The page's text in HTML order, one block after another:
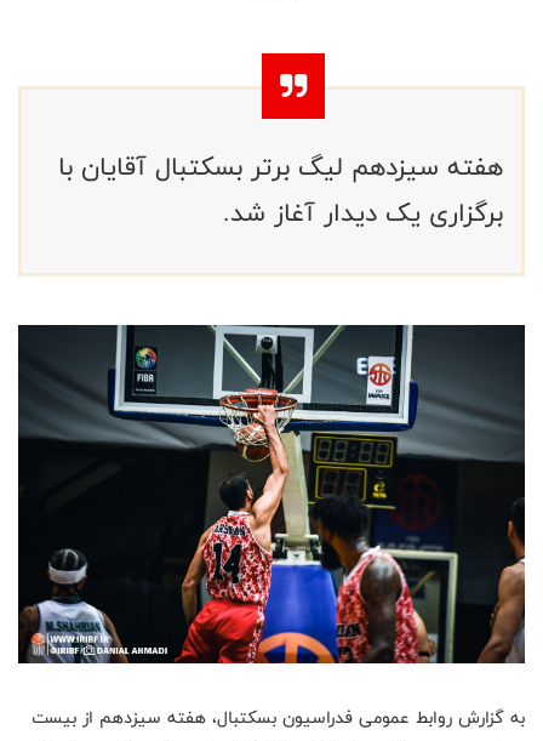
هفته سیزدهم لیگ برتر بسکتبال آقایان با
برگزاری یک دیدار آغاز شد.
به گزارش روابط عمومی فدراسیون بسکتبال، هفته سیزدهم از بیست